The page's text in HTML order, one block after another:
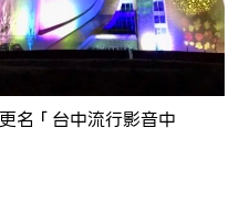
名「台中流行影音中